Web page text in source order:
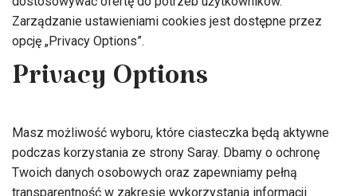
Zarządzanie ustawieniami cookies jest dostępne przez
opcję „Privacy Options”.
Privacy Options
Masz możliwość wyboru, które ciasteczka będą aktywne
podczas korzystania ze strony Saray. Dbamy o ochronę
Twoich danych osobowych oraz zapewniamy pełną
transparentność w zakresie wykorzystania informacji